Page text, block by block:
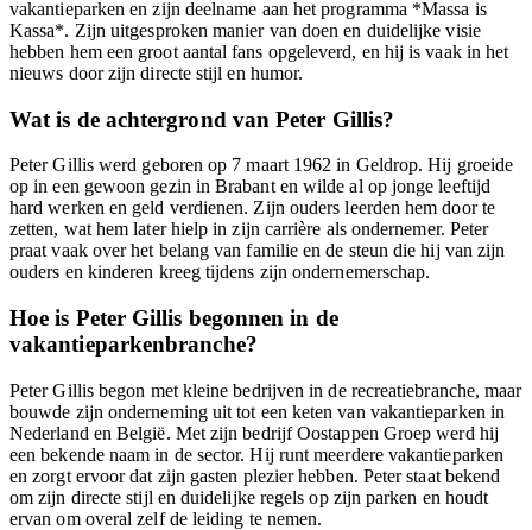
vakantieparken en zijn deelname aan het programma *Massa is
Kassa*. Zijn uitgesproken manier van doen en duidelijke visie
hebben hem een groot aantal fans opgeleverd, en hij is vaak in het
nieuws door zijn directe stijl en humor.
Wat is de achtergrond van Peter Gillis?
Peter Gillis werd geboren op 7 maart 1962 in Geldrop. Hij groeide
op in een gewoon gezin in Brabant en wilde al op jonge leeftijd
hard werken en geld verdienen. Zijn ouders leerden hem door te
zetten, wat hem later hielp in zijn carrière als ondernemer. Peter
praat vaak over het belang van familie en de steun die hij van zijn
ouders en kinderen kreeg tijdens zijn ondernemerschap.
Hoe is Peter Gillis begonnen in de
vakantieparkenbranche?
Peter Gillis begon met kleine bedrijven in de recreatiebranche, maar
bouwde zijn onderneming uit tot een keten van vakantieparken in
Nederland en België. Met zijn bedrijf Oostappen Groep werd hij
een bekende naam in de sector. Hij runt meerdere vakantieparken
en zorgt ervoor dat zijn gasten plezier hebben. Peter staat bekend
om zijn directe stijl en duidelijke regels op zijn parken en houdt
ervan om overal zelf de leiding te nemen.